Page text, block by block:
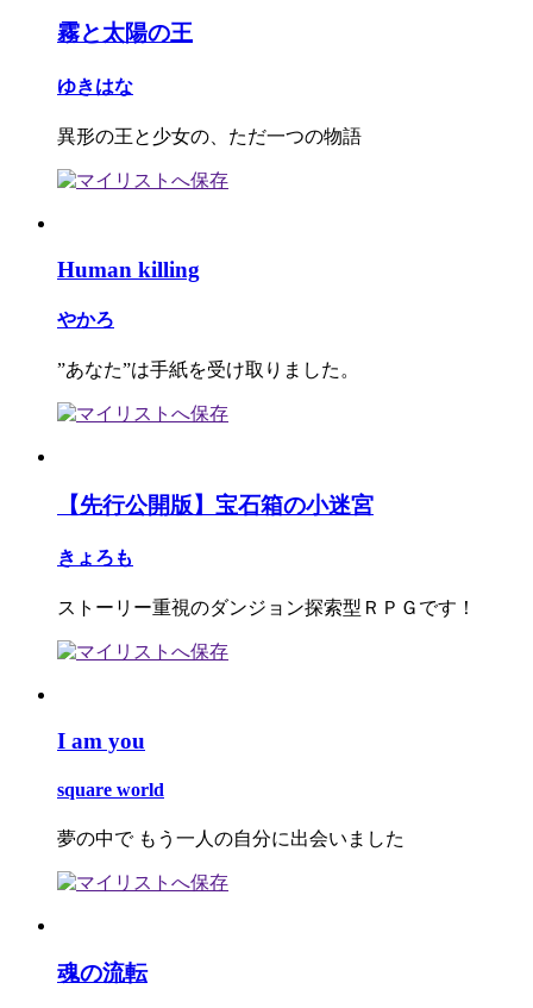
霧と太陽の王
ゆきはな
異形の王と少女の、ただ一つの物語
Human killing
やかろ
”あなた”は手紙を受け取りました。
【先行公開版】宝石箱の小迷宮
きょろも
ストーリー重視のダンジョン探索型ＲＰＧです！
I am you
square world
夢の中で もう一人の自分に出会いました
魂の流転